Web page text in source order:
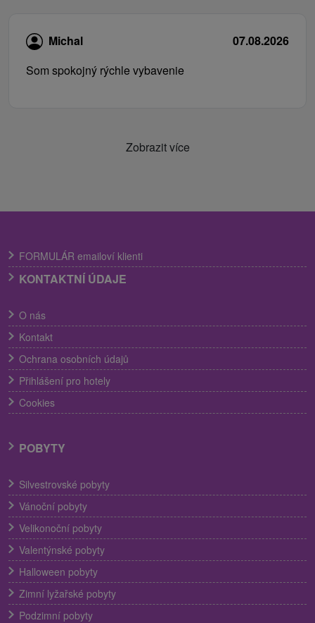
Michal
07.08.2026
Som spokojný rýchle vybavenie
Zobrazit více
FORMULÁR emailoví klienti
KONTAKTNÍ ÚDAJE
O nás
Kontakt
Ochrana osobních údajů
Přihlášení pro hotely
Cookies
POBYTY
Silvestrovské pobyty
Vánoční pobyty
Velikonoční pobyty
Valentýnské pobyty
Halloween pobyty
Zimní lyžařské pobyty
Podzimní pobyty